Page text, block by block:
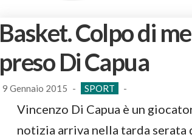
Basket. Colpo di
preso Di Capua
9 Gennaio 2015 - SPORT -
Vincenzo Di Capua è un
notizia arriva nella tarda serata